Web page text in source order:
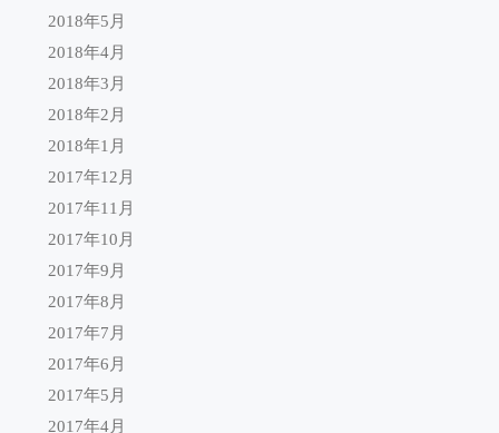
2018年5月
2018年4月
2018年3月
2018年2月
2018年1月
2017年12月
2017年11月
2017年10月
2017年9月
2017年8月
2017年7月
2017年6月
2017年5月
2017年4月